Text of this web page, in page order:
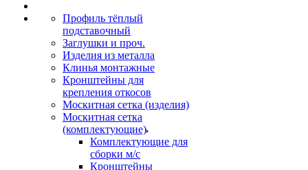
Профиль тёплый
подставочный
Заглушки и проч.
Изделия из металла
Клинья монтажные
Кронштейны для
крепления откосов
Москитная сетка (изделия)
Москитная сетка
(комплектующие)
Комплектующие для
сборки м/с
Кронштейны